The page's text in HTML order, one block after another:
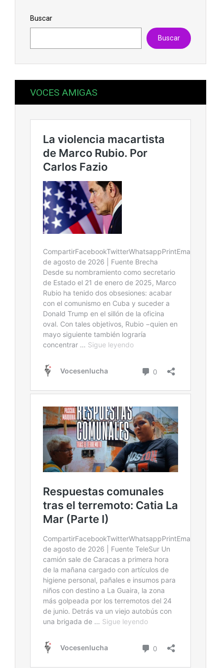
Buscar
Buscar
VOCES AMIGAS